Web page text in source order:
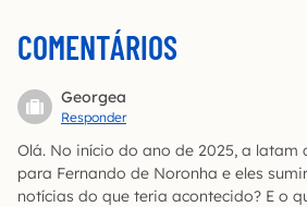
COMENTÁRIOS
Georgea
Responder
Olá. No início do ano de 2025, a latam
para Fernando de Noronha e eles
notícias do que teria acontecido? E o